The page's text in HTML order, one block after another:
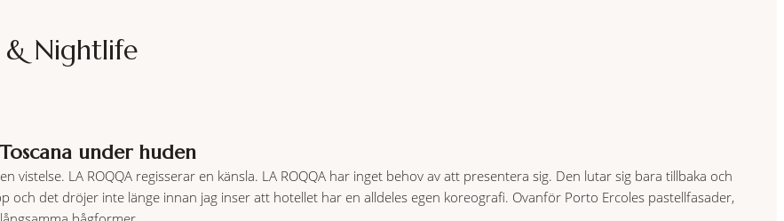
& Nightlife
under huden
vistelse. LA ROQQA regisserar en känsla. LA ROQQA har inget behov av att presentera sig. Den lutar sig bara tillbaka och
och det dröjer inte länge innan jag inser att hotellet har en alldeles egen koreografi. Ovanför Porto Ercoles pastellfasader,